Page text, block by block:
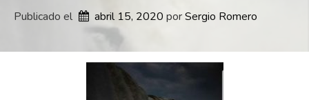
Publicado el abril 15, 2020 por Sergio Romero